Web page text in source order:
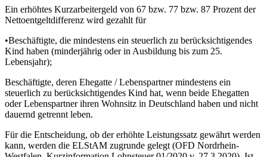
Ein erhöhtes Kurzarbeitergeld von 67 bzw. 77 bzw. 87 Prozent der
Nettoentgeltdifferenz wird gezahlt für
•Beschäftigte, die mindestens ein steuerlich zu berücksichtigendes
Kind haben (minderjährig oder in Ausbildung bis zum 25.
Lebensjahr);
Beschäftigte, deren Ehegatte / Lebenspartner mindestens ein
steuerlich zu berücksichtigendes Kind hat, wenn beide Ehegatten
oder Lebenspartner ihren Wohnsitz in Deutschland haben und nicht
dauernd getrennt leben.
Für die Entscheidung, ob der erhöhte Leistungssatz gewährt werden
kann, werden die ELStAM zugrunde gelegt (OFD Nordrhein-